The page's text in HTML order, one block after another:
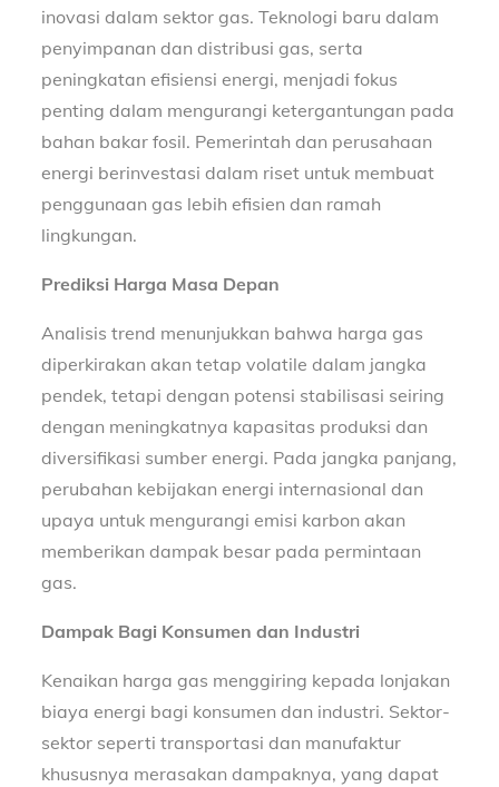
inovasi dalam sektor gas. Teknologi baru dalam
penyimpanan dan distribusi gas, serta
peningkatan efisiensi energi, menjadi fokus
penting dalam mengurangi ketergantungan pada
bahan bakar fosil. Pemerintah dan perusahaan
energi berinvestasi dalam riset untuk membuat
penggunaan gas lebih efisien dan ramah
lingkungan.
Prediksi Harga Masa Depan
Analisis trend menunjukkan bahwa harga gas
diperkirakan akan tetap volatile dalam jangka
pendek, tetapi dengan potensi stabilisasi seiring
dengan meningkatnya kapasitas produksi dan
diversifikasi sumber energi. Pada jangka panjang,
perubahan kebijakan energi internasional dan
upaya untuk mengurangi emisi karbon akan
memberikan dampak besar pada permintaan
gas.
Dampak Bagi Konsumen dan Industri
Kenaikan harga gas menggiring kepada lonjakan
biaya energi bagi konsumen dan industri. Sektor-
sektor seperti transportasi dan manufaktur
khususnya merasakan dampaknya, yang dapat